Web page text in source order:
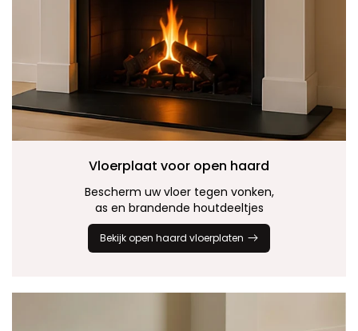
Vloerplaat voor open haard
Bescherm uw vloer tegen vonken,
as en brandende houtdeeltjes
Bekijk open haard vloerplaten